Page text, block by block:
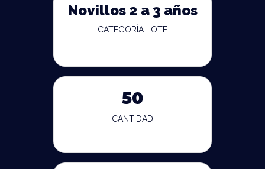
Novillos 2 a 3 años
CATEGORÍA LOTE
50
CANTIDAD